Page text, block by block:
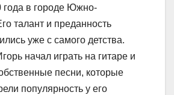
года в городе Южно-
талант и преданность
уже с самого детства.
начал играть на гитаре и
песни, которые
популярность у его